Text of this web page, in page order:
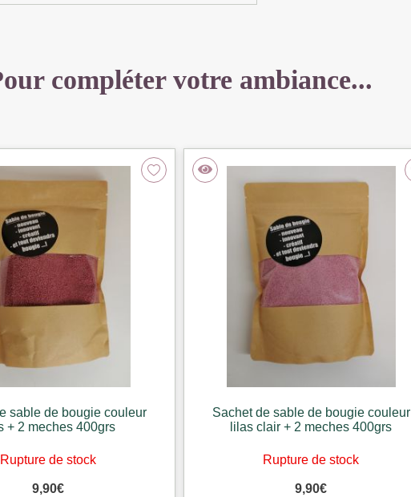
compléter votre ambiance...
sable de bougie couleur
+ 2 meches 400grs
Rupture de stock
9,90€
Sachet de sable de bougie couleur
lilas clair + 2 meches 400grs
Rupture de stock
9,90€